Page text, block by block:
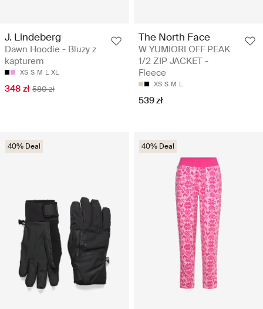
J. Lindeberg
Dawn Hoodie - Bluzy z
kapturem
XS S M L XL
348 zł 580 zł
The North Face
W YUMIORI OFF PEAK
1/2 ZIP JACKET -
Fleece
XS S M L
539 zł
40% Deal 40% Deal